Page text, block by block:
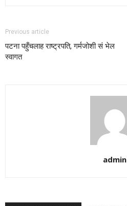
Previous article
पटना पहुँचलाह राष्ट्रपति, गर्मजोशी सं भेल
स्वागत
admin